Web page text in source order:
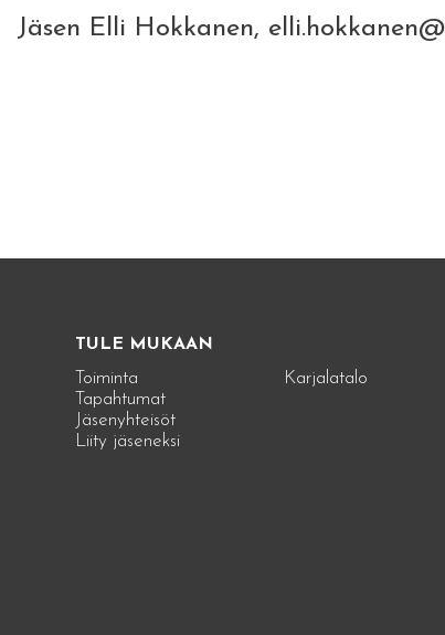
TULE MUKAAN
Toiminta
Tapahtumat
Jäsenyhteisöt
Liity jäseneksi
Karjalatalo